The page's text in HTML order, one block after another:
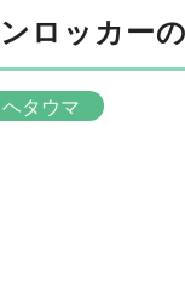
ロッカー
ヘタウマ